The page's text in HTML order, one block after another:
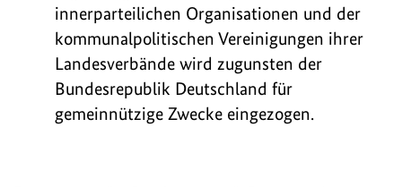
innerparteilichen Organisationen und der
kommunalpolitischen Vereinigungen ihrer
Landesverbände wird zugunsten der
Bundesrepublik Deutschland für
gemeinnützige Zwecke eingezogen.